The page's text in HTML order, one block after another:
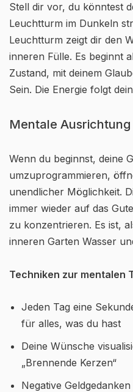
Stell dir vor, du könntest
Leuchtturm im Dunkeln
Leuchtturm zeigt dir den
inneren Fülle. Es beginnt
Zustand, mit deinem
Sein. Die Energie folgt
Mentale
Wenn du beginnst, deine
umzuprogrammieren,
unendlicher Möglichkeit.
immer wieder auf das
zu konzentrieren. Es ist,
inneren Garten Wasser
Techniken zur mentalen
Jeden Tag eine
für alles, was du hast
Deine Wünsche
„Brennende Kerzen“
Negative